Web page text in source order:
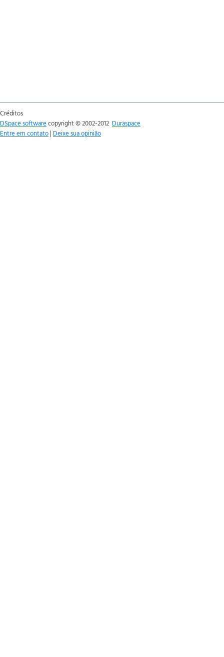
Créditos
DSpace softwarecopyright © 2002-2012 Duraspace
Entre em contato | Deixe sua opinião